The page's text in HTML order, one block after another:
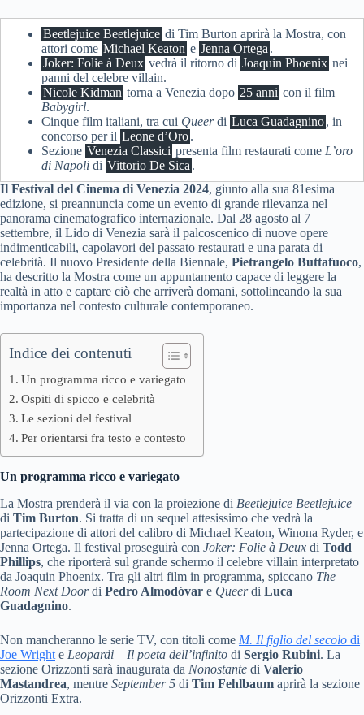
Beetlejuice Beetlejuice di Tim Burton aprirà la Mostra, con
attori come Michael Keaton e Jenna Ortega .
Joker: Folie à Deux vedrà il ritorno di Joaquin Phoenix nei
panni del celebre villain.
Nicole Kidman torna a Venezia dopo 25 anni con il film
Babygirl.
Cinque film italiani, tra cui Queerdi Luca Guadagnino, in
concorso per il Leone d’Oro.
Sezione Venezia Classici presenta film restaurati come L’oro
di Napoli di Vittorio De Sica .
Il Festival del Cinema di Venezia 2024, giunto alla sua 81esima
edizione, si preannuncia come un evento di grande rilevanza nel
panorama cinematografico internazionale. Dal 28 agosto al 7
settembre, il Lido di Venezia sarà il palcoscenico di nuove opere
indimenticabili, capolavori del passato restaurati e una parata di
celebrità. Il nuovo Presidente della Biennale, Pietrangelo Buttafuoco,
ha descritto la Mostra come un appuntamento capace di leggere la
realtà in atto e captare ciò che arriverà domani, sottolineando la sua
importanza nel contesto culturale contemporaneo.
Indice dei contenuti
Un programma ricco e variegato
Ospiti di spicco e celebrità
Le sezioni del festival
Per orientarsi fra testo e contesto
Un programma ricco e variegato
La Mostra prenderà il via con la proiezione di Beetlejuice Beetlejuice
di Tim Burton. Si tratta di un sequel attesissimo che vedrà la
partecipazione di attori del calibro di Michael Keaton, Winona Ryder, e
Jenna Ortega. Il festival proseguirà con Joker: Folie à Deux di Todd
Phillips, che riporterà sul grande schermo il celebre villain interpretato
da Joaquin Phoenix. Tra gli altri film in programma, spiccano The
Room Next Doordi Pedro Almodóvar e Queerdi Luca
Guadagnino.
Non mancheranno le serie TV, con titoli come M. Il figlio del secolo di
Joe Wright e Leopardi – Il poeta dell’infinito di Sergio Rubini. La
sezione Orizzonti sarà inaugurata da Nonostante di Valerio
Mastandrea, mentre September 5 di Tim Fehlbaum aprirà la sezione
Orizzonti Extra.